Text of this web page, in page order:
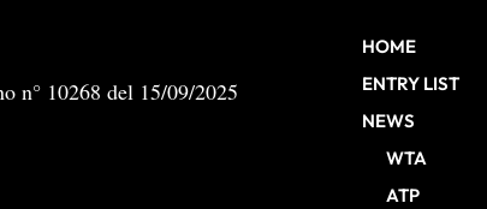
n° 10268 del 15/09/2025
HOME
ENTRY LIST
NEWS
WTA
ATP